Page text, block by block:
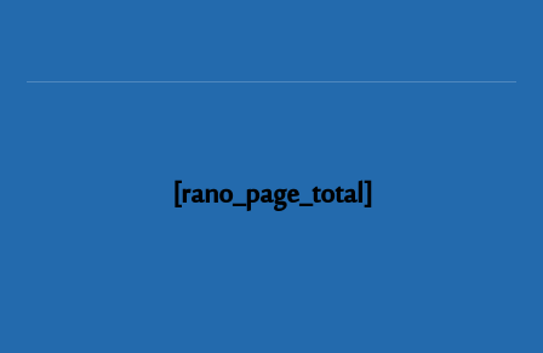
[rano_page_total]